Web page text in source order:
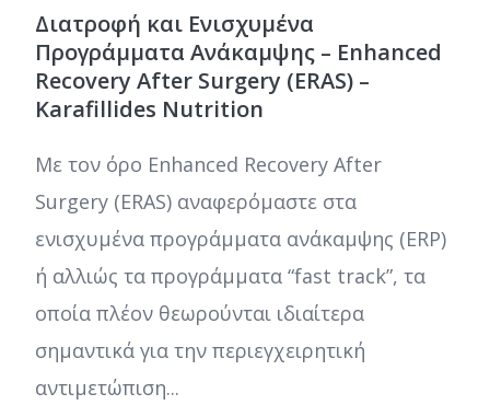
Διατροφή και Ενισχυμένα
Προγράμματα Ανάκαμψης – Enhanced
Recovery After Surgery (ERAS) –
Karafillides Nutrition
Με τον όρο Enhanced Recovery After
Surgery (ERAS) αναφερόμαστε στα
ενισχυμένα προγράμματα ανάκαμψης (ERP)
ή αλλιώς τα προγράμματα “fast track”, τα
οποία πλέον θεωρούνται ιδιαίτερα
σημαντικά για την περιεγχειρητική
αντιμετώπιση...